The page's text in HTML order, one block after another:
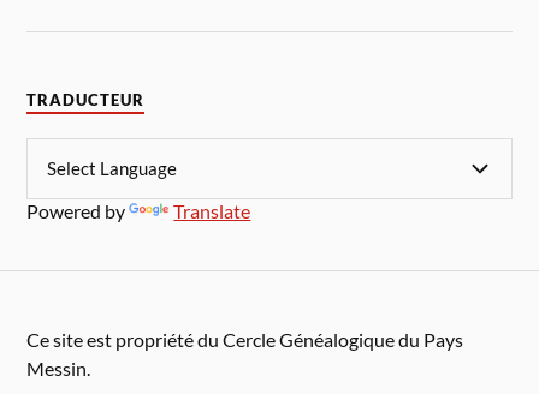
TRADUCTEUR
Powered by Translate
Ce site est propriété du Cercle Généalogique du Pays
Messin.